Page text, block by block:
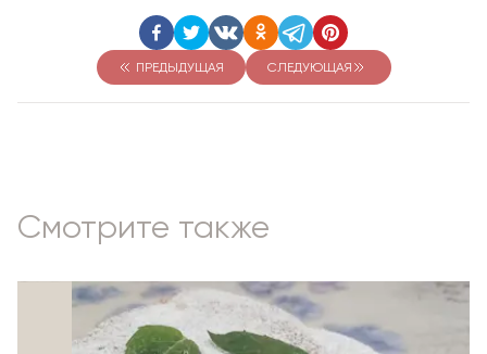
ПРЕДЫДУЩАЯ СЛЕДУЮЩАЯ
Смотрите также